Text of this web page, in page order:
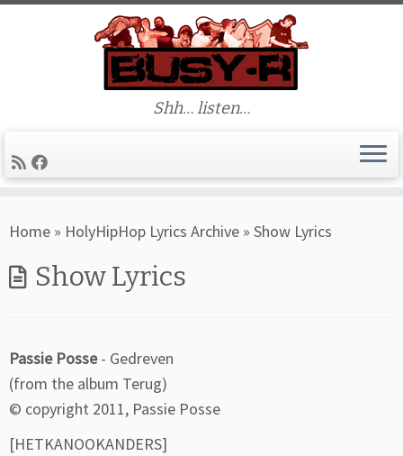
to
Shh… listen…
Home » HolyHipHop Lyrics Archive » Show Lyrics
Show Lyrics
Passie Posse- Gedreven
(from the album Terug)
© copyright 2011, Passie Posse
[HETKANOOKANDERS]